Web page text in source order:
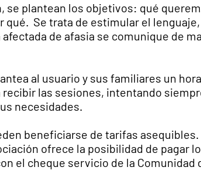
se plantean los objetivos: qué
qué. Se trata de estimular el lenguaje,
de afasia se comunique de
al usuario y sus familiares un
recibir las sesiones, intentando
necesidades.
beneficiarse de tarifas asequibles.
ofrece la posibilidad de pagar
el cheque servicio de la Comunidad